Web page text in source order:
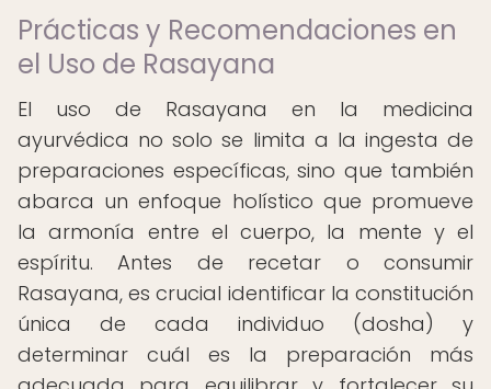
Prácticas y Recomendaciones en
el Uso de Rasayana
El uso de Rasayana en la medicina
ayurvédica no solo se limita a la ingesta de
preparaciones específicas, sino que también
abarca un enfoque holístico que promueve
la armonía entre el cuerpo, la mente y el
espíritu. Antes de recetar o consumir
Rasayana, es crucial identificar la constitución
única de cada individuo (dosha) y
determinar cuál es la preparación más